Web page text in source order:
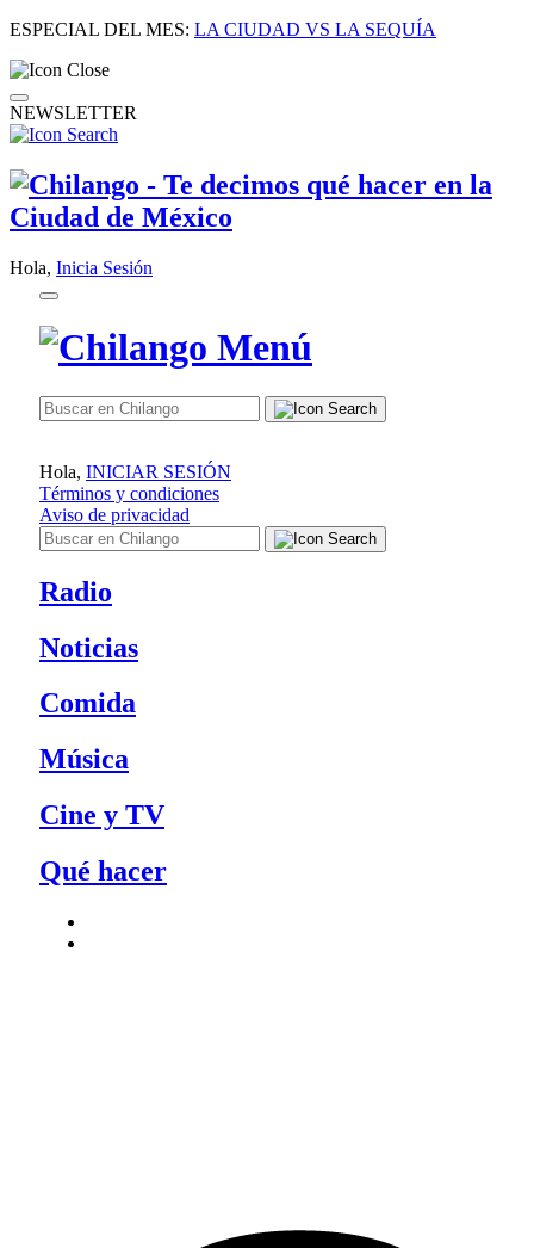
ESPECIAL DEL MES: LA CIUDAD VS LA SEQUÍA
NEWSLETTER
Hola, Inicia Sesión
Hola, INICIAR SESIÓN
Términos y condiciones
Aviso de privacidad
Radio
Noticias
Comida
Música
Cine y TV
Qué hacer